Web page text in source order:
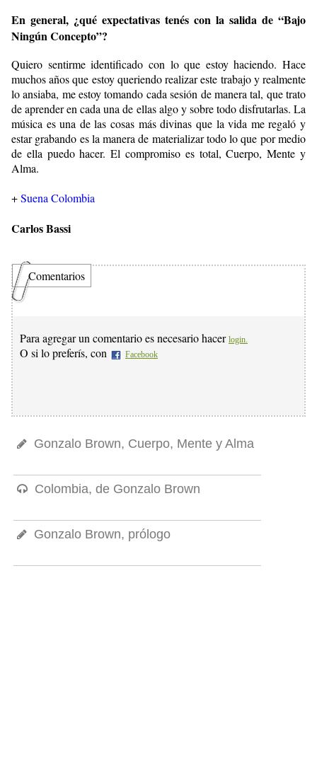
En general, ¿qué expectativas tenés con la salida de “Bajo
Ningún Concepto”?
Quiero sentirme identificado con lo que estoy haciendo. Hace
muchos años que estoy queriendo realizar este trabajo y realmente
lo ansiaba, me estoy tomando cada sesión de manera tal, que trato
de aprender en cada una de ellas algo y sobre todo disfrutarlas. La
música es una de las cosas más divinas que la vida me regaló y
estar grabando es la manera de materializar todo lo que por medio
de ella puedo hacer. El compromiso es total, Cuerpo, Mente y
Alma.
+Suena Colombia
Carlos Bassi
Comentarios
Para agregar un comentario es necesario hacer login.
O si lo preferís, con Facebook
Gonzalo Brown, Cuerpo, Mente y Alma
Colombia, de Gonzalo Brown
Gonzalo Brown, prólogo